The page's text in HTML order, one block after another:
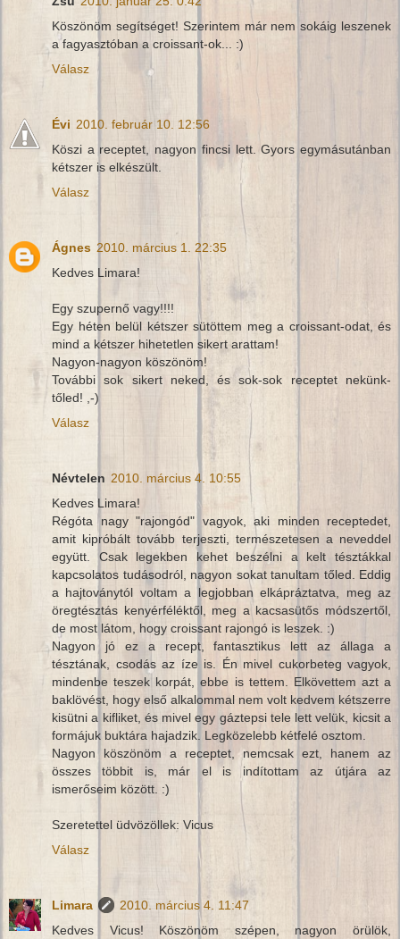
Köszönöm segítséget! Szerintem már nem sokáig leszenek
a fagyasztóban a croissant-ok... :)
Válasz
Évi 2010. február 10. 12:56
Köszi a receptet, nagyon fincsi lett. Gyors egymásutánban
kétszer is elkészült.
Válasz
Ágnes 2010. március 1. 22:35
Kedves Limara!
Egy szupernő vagy!!!!
Egy héten belül kétszer sütöttem meg a croissant-odat, és
mind a kétszer hihetetlen sikert arattam!
Nagyon-nagyon köszönöm!
További sok sikert neked, és sok-sok receptet nekünk-
tőled! ,-)
Válasz
Névtelen 2010. március 4. 10:55
Kedves Limara!
Régóta nagy "rajongód" vagyok, aki minden receptedet,
amit kipróbált tovább terjeszti, természetesen a neveddel
együtt. Csak legekben kehet beszélni a kelt tésztákkal
kapcsolatos tudásodról, nagyon sokat tanultam tőled. Eddig
a hajtoványtól voltam a legjobban elkápráztatva, meg az
öregtésztás kenyérféléktől, meg a kacsasütős módszertől,
de most látom, hogy croissant rajongó is leszek. :)
Nagyon jó ez a recept, fantasztikus lett az állaga a
tésztának, csodás az íze is. Én mivel cukorbeteg vagyok,
mindenbe teszek korpát, ebbe is tettem. Elkövettem azt a
baklövést, hogy első alkalommal nem volt kedvem kétszerre
kisütni a kifliket, és mivel egy gáztepsi tele lett velük, kicsit a
formájuk buktára hajadzik. Legközelebb kétfelé osztom.
Nagyon köszönöm a receptet, nemcsak ezt, hanem az
összes többit is, már el is indítottam az útjára az
ismerőseim között. :)
Szeretettel üdvözöllek: Vicus
Válasz
Limara
2010. március 4. 11:47
Kedves Vicus! Köszönöm szépen, nagyon örülök,